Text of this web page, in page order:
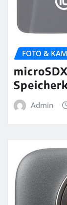
FOTO &
Admin